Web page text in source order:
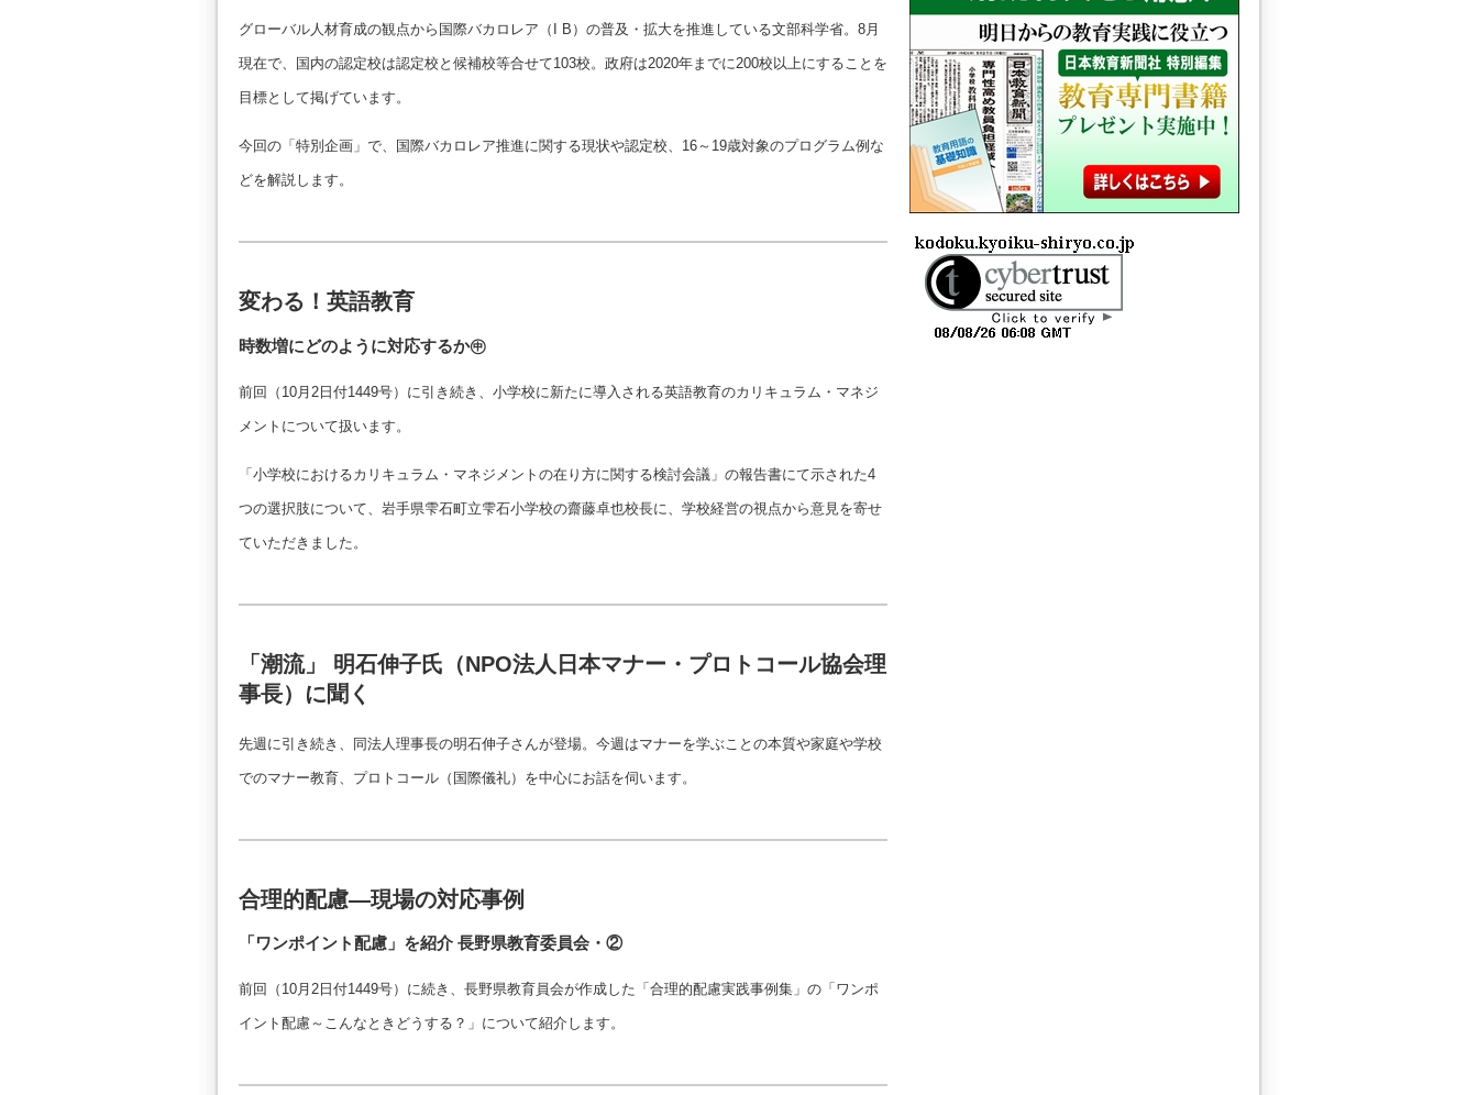
グローバル人材育成の観点から国際バカロレア（I B）の普及・拡大を推進している文部科学省。8月
現在で、国内の認定校は認定校と候補校等合せて103校。政府は2020年までに200校以上にすることを
目標として掲げています。
今回の「特別企画」で、国際バカロレア推進に関する現状や認定校、16～19歳対象のプログラム例な
どを解説します。
変わる！英語教育
時数増にどのように対応するか㊥
前回（10月2日付1449号）に引き続き、小学校に新たに導入される英語教育のカリキュラム・マネジ
メントについて扱います。
「小学校におけるカリキュラム・マネジメントの在り方に関する検討会議」の報告書にて示された4
つの選択肢について、岩手県雫石町立雫石小学校の齋藤卓也校長に、学校経営の視点から意見を寄せ
ていただきました。
「潮流」 明石伸子氏（NPO法人日本マナー・プロトコール協会理
事長）に聞く
先週に引き続き、同法人理事長の明石伸子さんが登場。今週はマナーを学ぶことの本質や家庭や学校
でのマナー教育、プロトコール（国際儀礼）を中心にお話を伺います。
合理的配慮―現場の対応事例
「ワンポイント配慮」を紹介 長野県教育委員会・②
前回（10月2日付1449号）に続き、長野県教育員会が作成した「合理的配慮実践事例集」の「ワンポ
イント配慮～こんなときどうする？」について紹介します。